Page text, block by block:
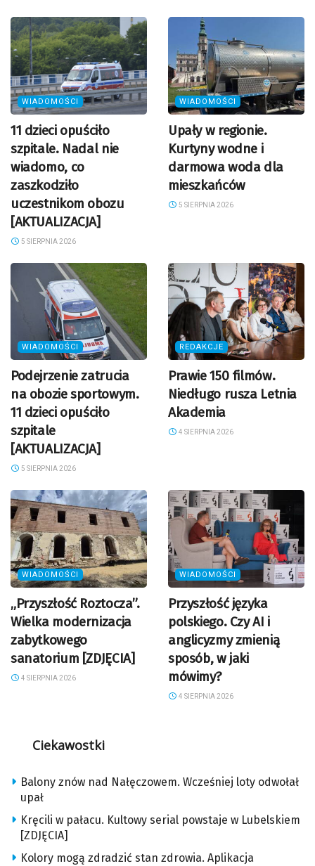
WIADOMOŚCI
11 dzieci opuściło
szpitale. Nadal nie
wiadomo, co
zaszkodziło
uczestnikom obozu
[AKTUALIZACJA]
5 SIERPNIA 2026
WIADOMOŚCI
Upały w regionie.
Kurtyny wodne i
darmowa woda dla
mieszkańców
5 SIERPNIA 2026
WIADOMOŚCI
Podejrzenie zatrucia
na obozie sportowym.
11 dzieci opuściło
szpitale
[AKTUALIZACJA]
5 SIERPNIA 2026
REDAKCJE
Prawie 150 filmów.
Niedługo rusza Letnia
Akademia
4 SIERPNIA 2026
WIADOMOŚCI
„Przyszłość Roztocza”.
Wielka modernizacja
zabytkowego
sanatorium [ZDJĘCIA]
4 SIERPNIA 2026
WIADOMOŚCI
Przyszłość języka
polskiego. Czy AI i
anglicyzmy zmienią
sposób, w jaki
mówimy?
4 SIERPNIA 2026
Ciekawostki
Balony znów nad Nałęczowem. Wcześniej loty odwołał
upał
Kręcili w pałacu. Kultowy serial powstaje w Lubelskiem
[ZDJĘCIA]
Kolory mogą zdradzić stan zdrowia. Aplikacja